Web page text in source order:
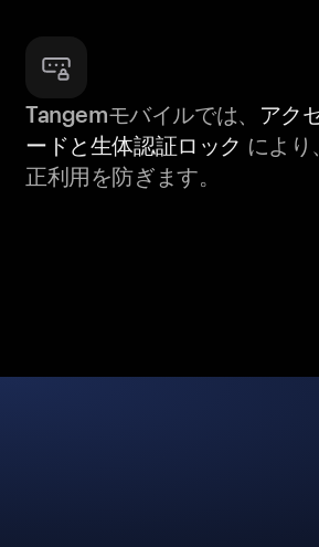
Tangemモバイルでは、 アク
ードと生体認証ロック により
正利用を防ぎます。